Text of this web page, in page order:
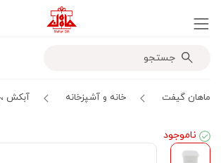
ماهان گیفت خانه و آشپزخانه آبکش
ناموجود